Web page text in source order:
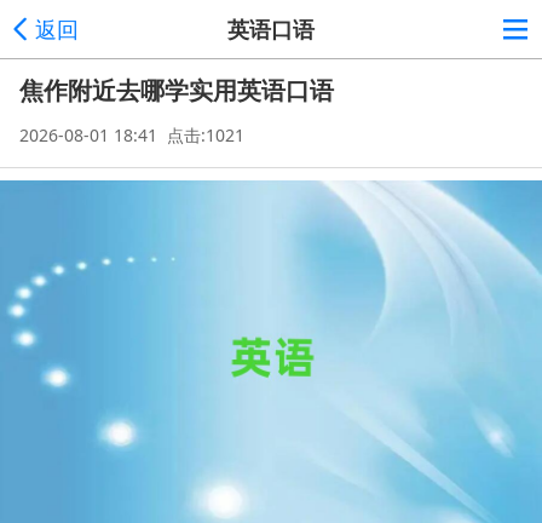
返回 英语口语
焦作附近去哪学实用英语口语
2026-08-01 18:41 点击:1021